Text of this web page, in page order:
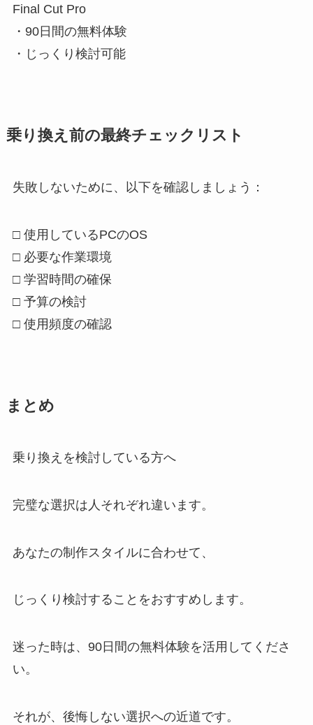
Final Cut Pro
・90日間の無料体験
・じっくり検討可能
乗り換え前の最終チェックリスト
失敗しないために、以下を確認しましょう：
□ 使用しているPCのOS
□ 必要な作業環境
□ 学習時間の確保
□ 予算の検討
□ 使用頻度の確認
まとめ
乗り換えを検討している方へ
完璧な選択は人それぞれ違います。
あなたの制作スタイルに合わせて、
じっくり検討することをおすすめします。
迷った時は、90日間の無料体験を活用してくださ
い。
それが、後悔しない選択への近道です。